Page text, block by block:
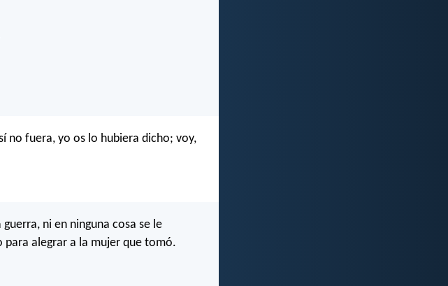
no fuera, yo os lo hubiera dicho; voy,
ni en ninguna cosa se le
para alegrar a la mujer que tomó.